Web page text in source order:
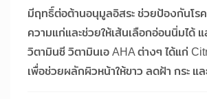
มีฤทธิ์ต่อต้านอนุมูลอิสระ ช่วยป้องกันโรค
ความแก่และช่วยให้เส้นเลือกอ่อนนิ่มได้
วิตามินซี วิตามินเอ AHA ต่างๆ ได้แก่
เพื่อช่วยผลักผิวหน้าให้ขาว ลดฝ้า กระ แ